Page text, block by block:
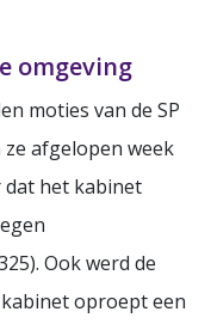
omgeving
moties van de SP
afgelopen week
dat het kabinet
Ook werd de
oproept een